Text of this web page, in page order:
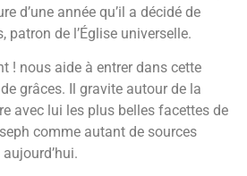
d’une année qu’il a décidé de
patron de l’Église universelle.
! nous aide à entrer dans cette
grâces. Il gravite autour de la
avec lui les plus belles facettes de
comme autant de sources